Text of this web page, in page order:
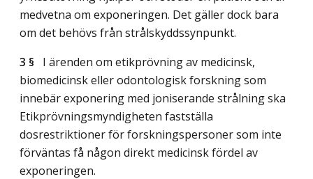
medvetna om exponeringen. Det gäller dock bara
om det behövs från strålskyddssynpunkt.
3 § I ärenden om etikprövning av medicinsk,
biomedicinsk eller odontologisk forskning som
innebär exponering med joniserande strålning ska
Etikprövningsmyndigheten fastställa
dosrestriktioner för forskningspersoner som inte
förväntas få någon direkt medicinsk fördel av
exponeringen.